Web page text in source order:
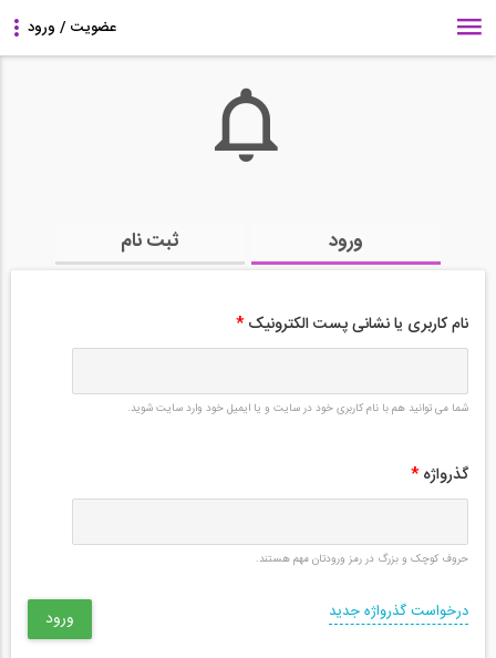
ورود ثبت نام
نام کاربری یا نشانی پست الکترونیک *
شما می توانید هم با نام کاربری خود در سایت و یا ایمیل خود وارد سایت شوید.
گذرواژه *
حروف کوچک و بزرگ در رمز ورودتان مهم هستند.
درخواست گذرواژه جدید